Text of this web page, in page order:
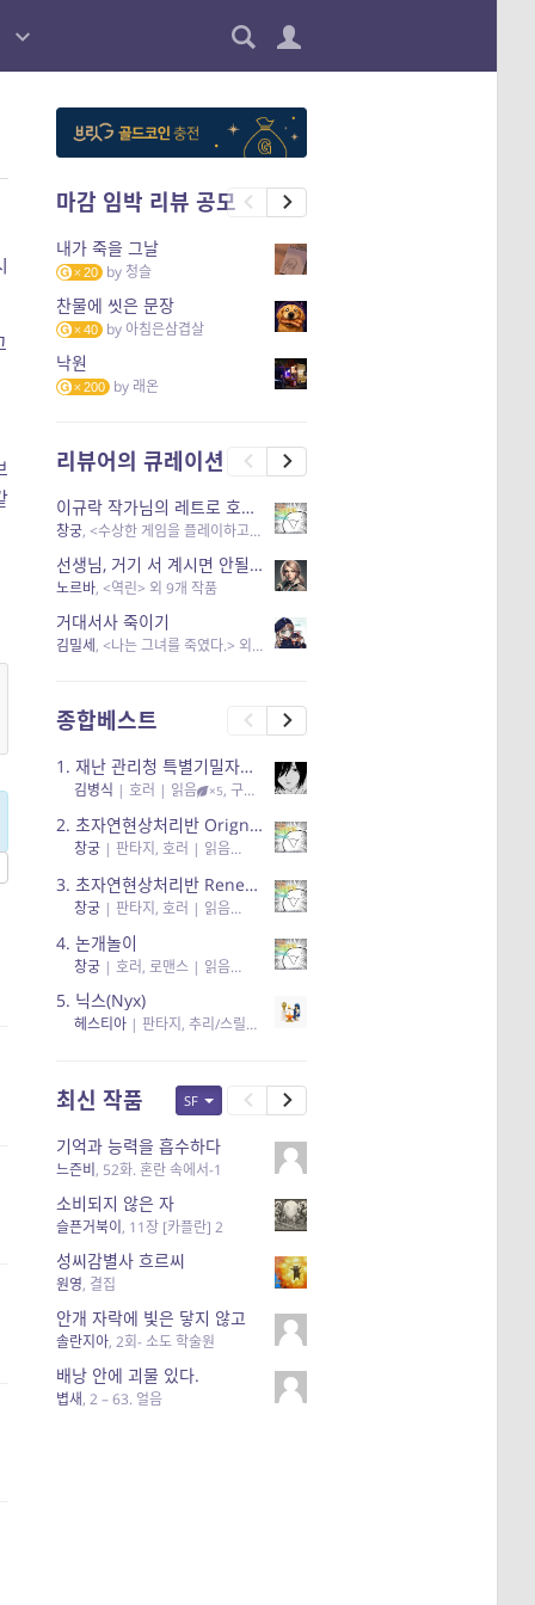
마감 임박 리뷰 공모
내가 죽을 그날
20 by 청슬
찬물에 씻은 문장
40 by 아침은삼겹살
낙원
200 by 래온
리뷰어의 큐레이션
이규락 작가님의 레트로 호러 리뷰
창궁, <수상한 게임을 플레이하고 있어> 외 3개 작품
선생님, 거기 서 계시면 안될 것 같은데요-역할 클리셰를 비튼 작품들
노르바, <역린> 외 9개 작품
거대서사 죽이기
김밀세, <나는 그녀를 죽였다.> 외 1개 작품
종합베스트
1. 재난 관리청 특별기밀자료들
김병식 | 호러 | 읽음 ×5, 구독 , 응원95, 리뷰3
2. 초자연현상처리반 Orignal + True Ending
창궁| 판타지, 호러 | 읽음 , 구독 , 응원6
3. 초자연현상처리반 Renewal
창궁| 판타지, 호러 | 읽음 , 구독 , 응원82, 리뷰4
4. 논개놀이
창궁| 호러, 로맨스| 읽음 , 공감11, 응원25
5. 닉스(Nyx)
헤스티아| 판타지, 추리/스릴러 | 읽음
최신 작품 SF
기억과 능력을 흡수하다
느즌비 , 52화. 혼란 속에서-1
소비되지 않은 자
슬픈거북이 , 11장 [카플란] 2
성씨감별사 흐르씨
원영, 결집
안개 자락에 빛은 닿지 않고
솔란지아, 2회- 소도 학술원
배낭 안에 괴물 있다.
볍새, 2 – 63. 얼음